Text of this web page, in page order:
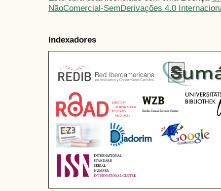
NãoComercial-SemDerivações 4.0
Indexadores